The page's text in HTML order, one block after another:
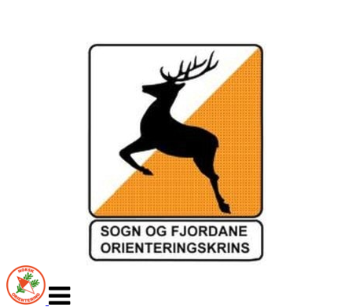
navigasjon